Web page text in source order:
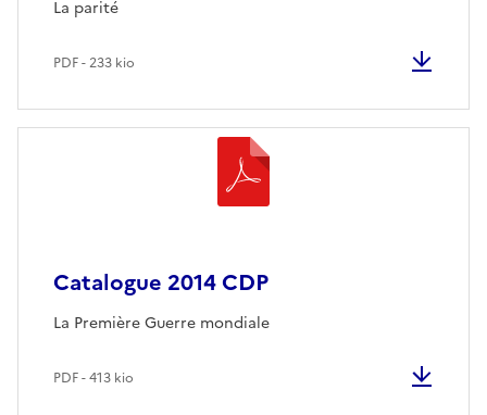
La parité
PDF - 233 kio
Catalogue 2014 CDP
La Première Guerre mondiale
PDF - 413 kio